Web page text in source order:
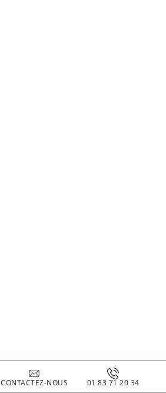
CONTACTEZ-NOUS 01 83 71 20 34